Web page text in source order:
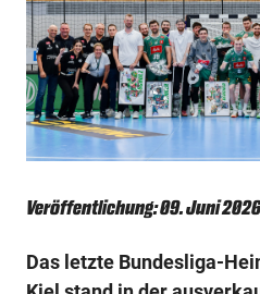
Veröffentlichung: 09. Juni 2026
Das letzte Bundesliga-